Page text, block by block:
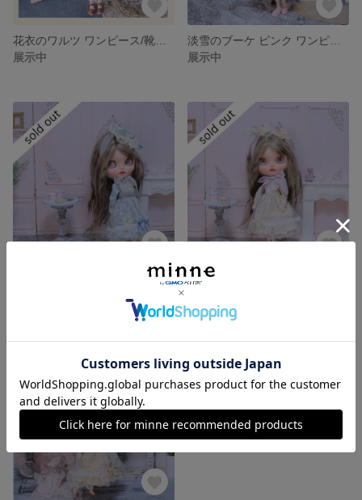
展示中
展示中
淡雪のブーケ ブルー ワンピース/エプロン/ヘッドドレス3点セット